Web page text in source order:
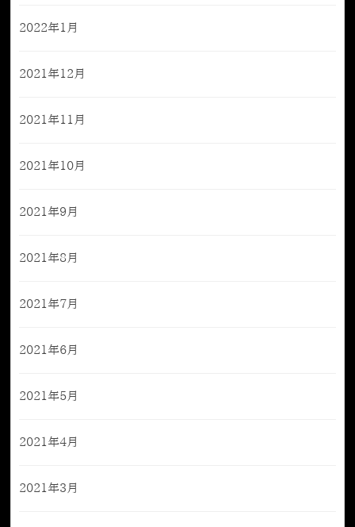
2022年1月
2021年12月
2021年11月
2021年10月
2021年9月
2021年8月
2021年7月
2021年6月
2021年5月
2021年4月
2021年3月